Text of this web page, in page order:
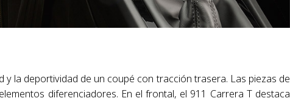
y la deportividad de un coupé con tracción trasera. Las piezas de
diferenciadores. En el frontal, el 911 Carrera T destaca